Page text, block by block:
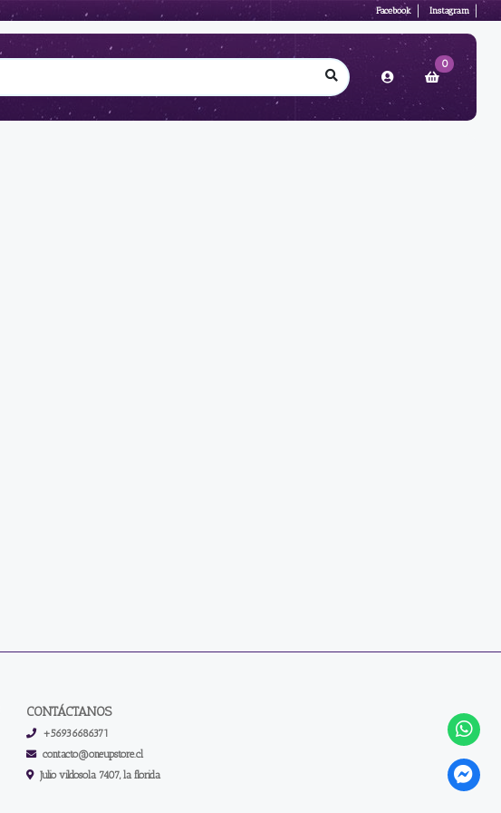
Facebook Instagram
0
CONTÁCTANOS
+56936686371
contacto@oneupstore.cl
Julio vildosola 7407, la florida